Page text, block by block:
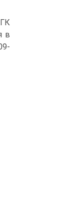
в